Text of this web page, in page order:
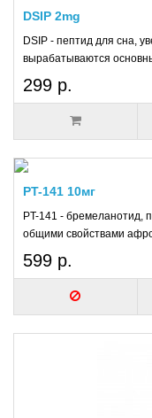
DSIP 2mg
DSIP - пептид для сна,
вырабатываются
299 р.
PT-141 10мг
PT-141 - бремеланотид,
общими свойствами
599 р.